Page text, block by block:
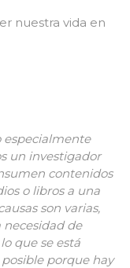
nuestra vida en
especialmente
un investigador
contenidos
o libros a una
son varias,
necesidad de
que se está
porque hay